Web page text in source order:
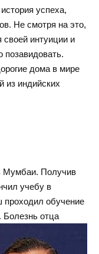
успеха,
Не смотря на это,
интуиции и
позавидовать.
дома в мире
из индийских
Мумбаи. Получив
учебу в
обучение
Болезнь отца